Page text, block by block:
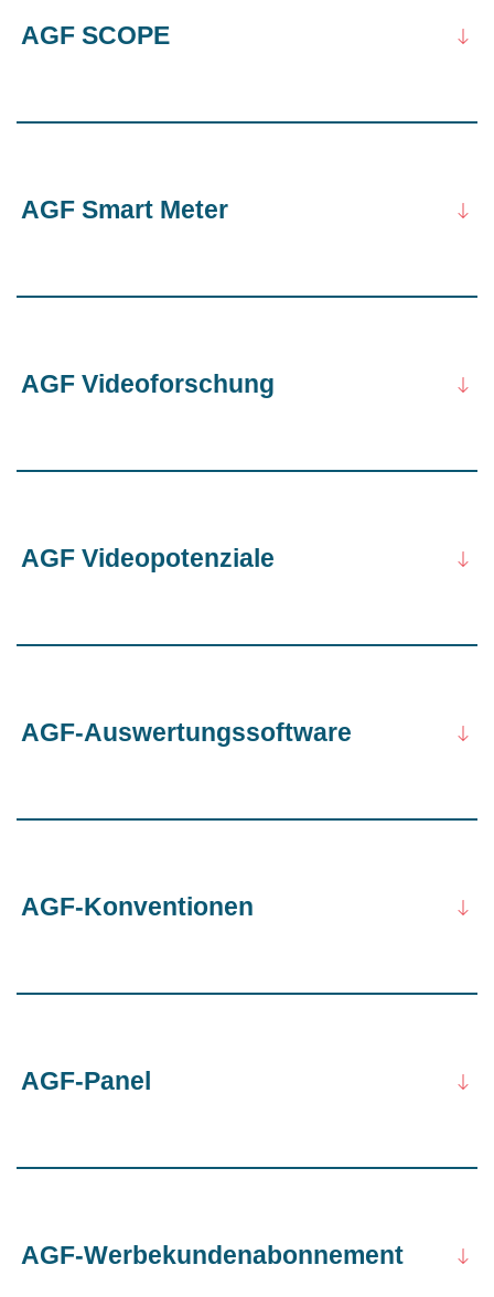
AGF SCOPE
AGF Smart Meter
AGF Videoforschung
AGF Videopotenziale
AGF-Auswertungssoftware
AGF-Konventionen
AGF-Panel
AGF-Werbekundenabonnement